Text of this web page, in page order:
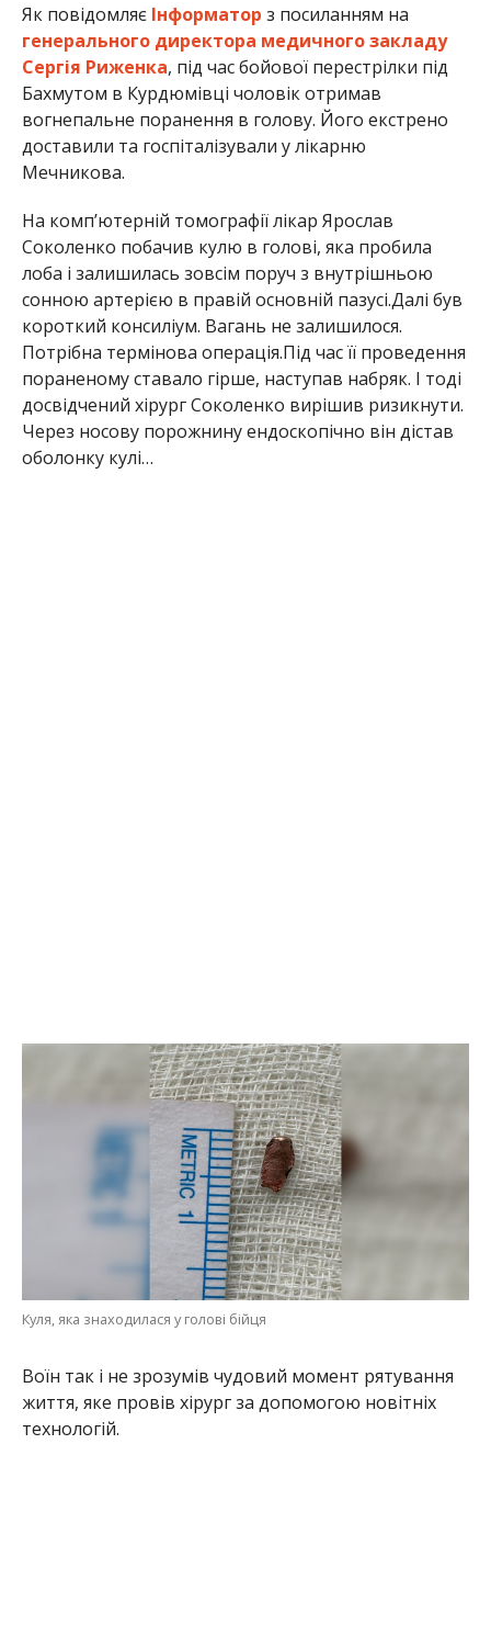
Як повідомляє Інформатор з посиланням на
генерального директора медичного закладу
Сергія Риженка, під час бойової перестрілки під
Бахмутом в Курдюмівці чоловік отримав
вогнепальне поранення в голову. Його екстрено
доставили та госпіталізували у лікарню
Мечникова.
На комп’ютерній томографії лікар Ярослав
Соколенко побачив кулю в голові, яка пробила
лоба і залишилась зовсім поруч з внутрішньою
сонною артерією в правій основній пазусі.Далі був
короткий консиліум. Вагань не залишилося.
Потрібна термінова операція.Під час її проведення
пораненому ставало гірше, наступав набряк. І тоді
досвідчений хірург Соколенко вирішив ризикнути.
Через носову порожнину ендоскопічно він дістав
оболонку кулі…
Куля, яка знаходилася у голові бійця
Воїн так і не зрозумів чудовий момент рятування
життя, яке провів хірург за допомогою новітніх
технологій.